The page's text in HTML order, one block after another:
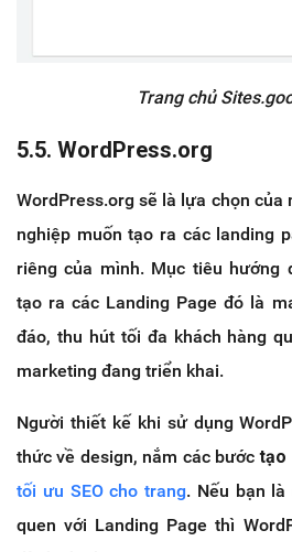
Trang chủ
5.5. WordPress.org
WordPress.org sẽ là lựa chọn của
nghiệp muốn tạo ra các landing
riêng của mình. Mục tiêu hướng
tạo ra các Landing Page đó là
đáo, thu hút tối đa khách hàng
marketing đang triển khai.
Người thiết kế khi sử dụng
thức về design, nắm các bước tạo
tối ưu SEO cho trang. Nếu bạn
quen với Landing Page thì